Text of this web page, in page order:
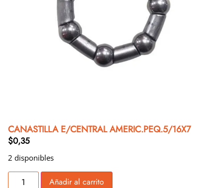
CANASTILLA E/CENTRAL AMERIC.PEQ.5/16X7
$0,35
2 disponibles
Añadir al carrito